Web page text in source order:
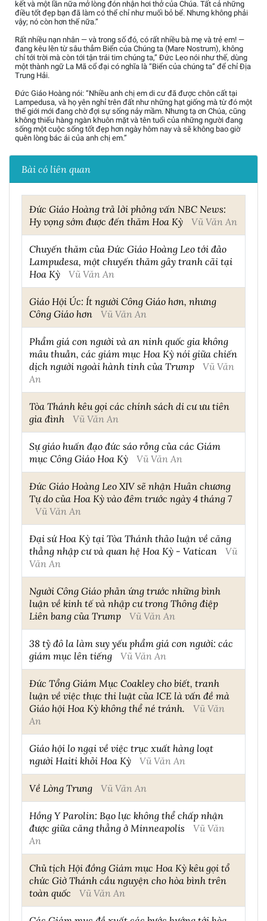
kết và một lần nữa mở lòng đón nhận hơi thở của Chúa. Tất cả những
điều tốt đẹp bạn đã làm có thể chỉ như muối bỏ bể. Nhưng không phải
vậy; nó còn hơn thế nữa.”
Rất nhiều nạn nhân — và trong số đó, có rất nhiều bà mẹ và trẻ em! —
đang kêu lên từ sâu thẳm Biển của Chúng ta (Mare Nostrum), không
chỉ tới trời mà còn tới tận trái tim chúng ta,” Đức Leo nói như thế, dùng
một thành ngữ La Mã cổ đại có nghĩa là “Biển của chúng ta” để chỉ Địa
Trung Hải.
Đức Giáo Hoàng nói: “Nhiều anh chị em di cư đã được chôn cất tại
Lampedusa, và họ yên nghỉ trên đất như những hạt giống mà từ đó một
thế giới mới đang chờ đợi sự sống nảy mầm. Nhưng tạ ơn Chúa, cũng
không thiếu hàng ngàn khuôn mặt và tên tuổi của những người đang
sống một cuộc sống tốt đẹp hơn ngày hôm nay và sẽ không bao giờ
quên lòng bác ái của anh chị em.”
Bài có liên quan
Đức Giáo Hoàng trả lời phỏng vấn NBC News:
Hy vọng sớm được đến thăm Hoa Kỳ
Vũ Văn An
Chuyến thăm của Đức Giáo Hoàng Leo tới đảo
Lampudesa, một chuyến thăm gây tranh cãi tại
Hoa Kỳ
Vũ Văn An
Giáo Hội Úc: Ít người Công Giáo hơn, nhưng
Công Giáo hơn
Vũ Văn An
Phẩm giá con người và an ninh quốc gia không
mâu thuẫn, các giám mục Hoa Kỳ nói giữa chiến
dịch người ngoài hành tinh của Trump
Vũ Văn
An
Tòa Thánh kêu gọi các chính sách di cư ưu tiên
gia đình
Vũ Văn An
Sự giáo huấn đạo đức sáo rỗng của các Giám
mục Công Giáo Hoa Kỳ
Vũ Văn An
Đức Giáo Hoàng Leo XIV sẽ nhận Huân chương
Tự do của Hoa Kỳ vào đêm trước ngày 4 tháng 7
Vũ Văn An
Đại sứ Hoa Kỳ tại Tòa Thánh thảo luận về căng
thẳng nhập cư và quan hệ Hoa Kỳ - Vatican
Vũ
Văn An
Người Công Giáo phản ứng trước những bình
luận về kinh tế và nhập cư trong Thông điệp
Liên bang của Trump
Vũ Văn An
38 tỷ đô la làm suy yếu phẩm giá con người: các
giám mục lên tiếng
Vũ Văn An
Đức Tổng Giám Mục Coakley cho biết, tranh
luận về việc thực thi luật của ICE là vấn đề mà
Giáo hội Hoa Kỳ không thể né tránh.
Vũ Văn
An
Giáo hội lo ngại về việc trục xuất hàng loạt
người Haiti khỏi Hoa Kỳ
Vũ Văn An
Về Lòng Trung Vũ Văn An
Hồng Y Parolin: Bạo lực không thể chấp nhận
được giữa căng thẳng ở Minneapolis
Vũ Văn
An
Chủ tịch Hội đồng Giám mục Hoa Kỳ kêu gọi tổ
chức Giờ Thánh cầu nguyện cho hòa bình trên
toàn quốc
Vũ Văn An